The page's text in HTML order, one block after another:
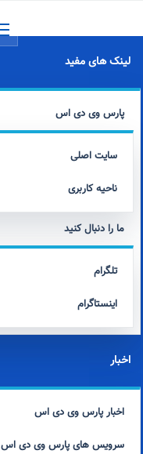
لینک های مفید
پارس وی دی اس
سایت اصلی
ناحیه کاربری
ما را دنبال کنید
تلگرام
اینستاگرام
اخبار
اخبار پارس وی دی اس
سرویس های پارس وی دی اس